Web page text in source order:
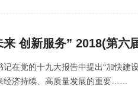
来 创新服务” 2018(第六
记在党的十九大报告中提出“加快建
经济持续、高质量发展的重要……